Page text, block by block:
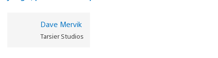
Dave Mervik
Tarsier Studios